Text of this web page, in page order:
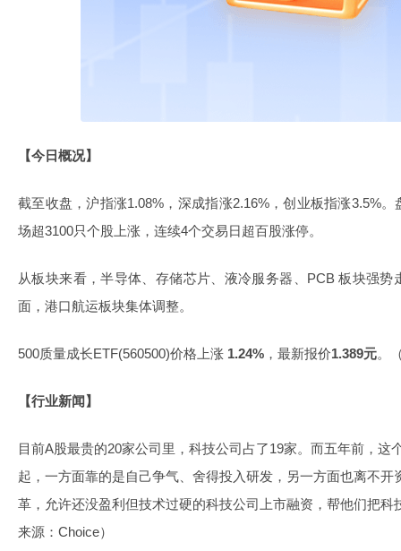
【今日概况】
截至收盘，沪指涨1.08%，深成指涨2.16%，创业板指涨3.5%
场超3100只个股上涨，连续4个交易日超百股涨停。
从板块来看，半导体、存储芯片、液冷服务器、PCB 板块强
面，港口航运板块集体调整。
500质量成长ETF(560500)价格上涨 1.24% ，最新报价1.389元。
【行业新闻】
目前A股最贵的20家公司里，科技公司占了19家。而五年前，这
起，一方面靠的是自己争气、舍得投入研发，另一方面也离不开
革，允许还没盈利但技术过硬的科技公司上市融资，帮他们把
来源：Choice）